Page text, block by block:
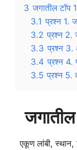
3 जगातील टॉप
3.1 प्रश्न 1.
3.2 प्रश्न 2.
3.3 प्रश्न 3.
3.4 प्रश्न 4.
3.5 प्रश्न 5.
जगातील
एकूण लांबी, स्थान,